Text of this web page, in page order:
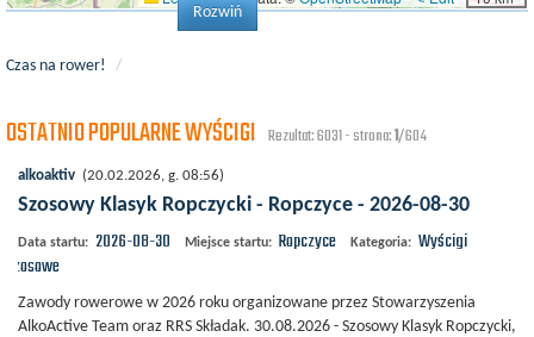
Rozwiń
Czas na rower! /
OSTATNIO POPULARNE WYŚCIGI Rezultat: 6031 - strona:1/604
alkoaktiv (20.02.2026, g. 08:56)
Szosowy Klasyk Ropczycki - Ropczyce - 2026-08-30
Data startu: 2026-08-30 Miejsce startu: Ropczyce Kategoria: Wyścigi
szosowe
Zawody rowerowe w 2026 roku organizowane przez Stowarzyszenia
AlkoActive Team oraz RRS Składak. 30.08.2026 - Szosowy Klasyk Ropczycki,